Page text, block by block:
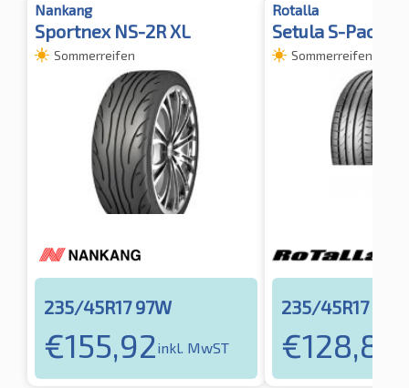
Nankang
Sportnex NS-2R XL
Sommerreifen
235/45R17 97W
€155,92inkl. MwST
Rotalla
Setula S-Pace
Sommerreifen
235/45R17 97W
€128,89